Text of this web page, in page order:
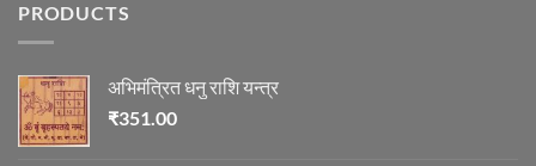
में
PRODUCTS
अभिमंत्रित धनु राशि यन्त्र
₹351.00